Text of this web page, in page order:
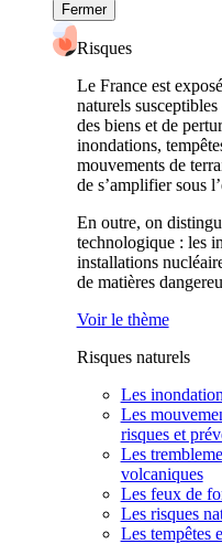
Fermer
Risques
Le France est
naturels
des biens et de
inondations,
mouvements de
de s’amplifier sous
En outre, on
technologique : les
installations
de matières
Voir le thème
Risques naturels
Les
Les
risques et
Les
volcaniques
Les feux de
Les risques
Les tempêtes